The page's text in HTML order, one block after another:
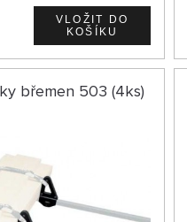
břemen 503 (4ks)